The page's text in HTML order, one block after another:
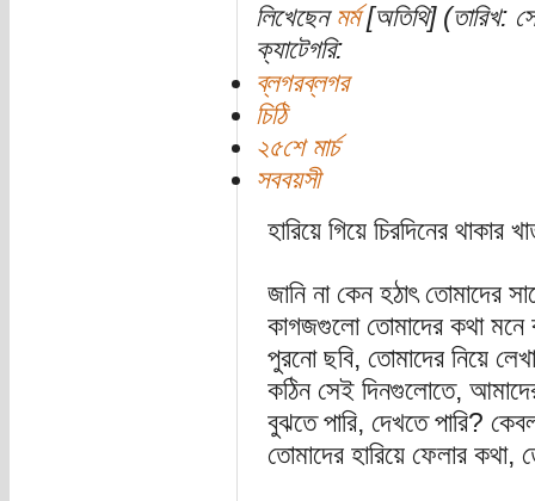
লিখেছেন মর্ম[অতিথি] (তারিখ:
ক্যাটেগরি:
ব্লগরব্লগর
চিঠি
২৫শে মার্চ
সববয়সী
হারিয়ে গিয়ে চিরদিনের থাকার
জানি না কেন হঠাৎ তোমাদের
কাগজগুলো তোমাদের কথা মনে
পুরনো ছবি, তোমাদের নিয়ে
কঠিন সেই দিনগুলোতে,
বুঝতে পারি, দেখতে পারি?
তোমাদের হারিয়ে ফেলার কথা,